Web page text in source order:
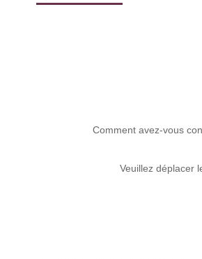
Comment avez-vous
Veuillez déplacer